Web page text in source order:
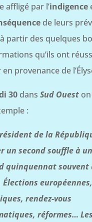
affligé par l’indigence
de leurs
partir des quelques
qu’ils ont
provenance de
30dans Sud Oueston
:
de la
un second souffle à un
quinquennat souvent
Élections
rendez-vous
réformes…